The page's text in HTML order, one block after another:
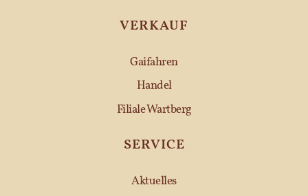
VERKAUF
Gaifahren
Handel
Filiale Wartberg
SERVICE
Aktuelles